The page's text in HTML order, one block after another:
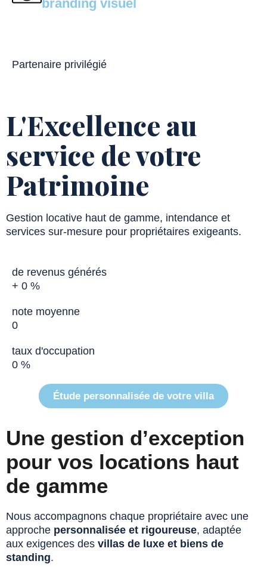
branding visuel
Partenaire privilégié
L'Excellence au
service de votre
Patrimoine​
Gestion locative haut de gamme, intendance et
services sur-mesure pour propriétaires exigeants.
de revenus générés
+ 0 %
note moyenne
0
taux d'occupation
0 %
Étude personnalisée de votre villa
Une gestion d’exception
pour vos locations haut
de gamme
Nous accompagnons chaque propriétaire avec une
approche personnalisée et rigoureuse, adaptée
aux exigences des villas de luxe et biens de
standing.